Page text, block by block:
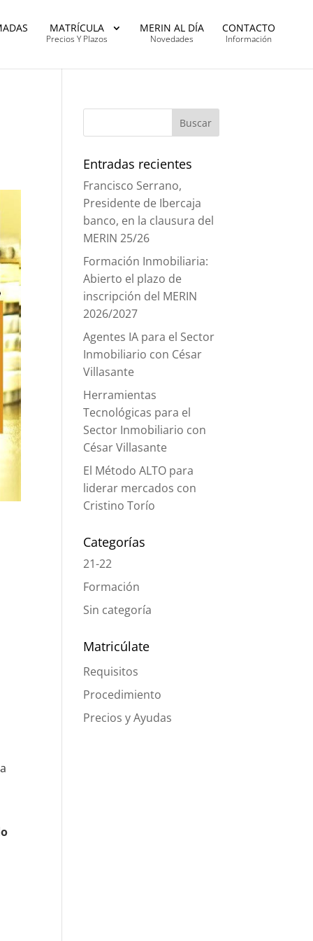
MATRÍCULA
Precios Y Plazos
MERIN AL DÍA
Novedades
CONTACTO
Información
Entradas recientes
Francisco Serrano,
Presidente de Ibercaja
banco, en la clausura del
MERIN 25/26
Formación Inmobiliaria:
Abierto el plazo de
inscripción del MERIN
2026/2027
Agentes IA para el Sector
Inmobiliario con César
Villasante
Herramientas
Tecnológicas para el
Sector Inmobiliario con
César Villasante
El Método ALTO para
liderar mercados con
Cristino Torío
Categorías
21-22
Formación
Sin categoría
Matricúlate
Requisitos
Procedimiento
Precios y Ayudas